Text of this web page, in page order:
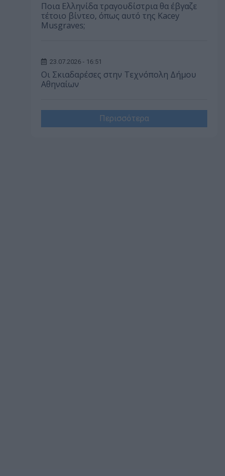
Ποια Ελληνίδα τραγουδίστρια θα έβγαζε
τέτοιο βίντεο, όπως αυτό της Kacey
Musgraves;
23.07.2026 - 16:51
Οι Σκιαδαρέσες στην Τεχνόπολη Δήμου
Αθηναίων
Περισσότερα